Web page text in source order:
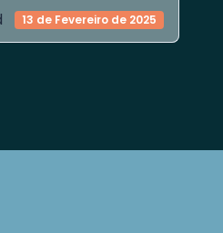
13 de Fevereiro de 2025